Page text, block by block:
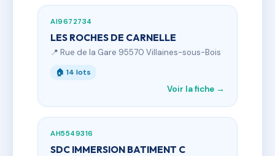
AI9672734
LES ROCHES DE CARNELLE
📍 Rue de la Gare 95570 Villaines-sous-Bois
🏠 14 lots
Voir la fiche →
AH5549316
SDC IMMERSION BATIMENT C